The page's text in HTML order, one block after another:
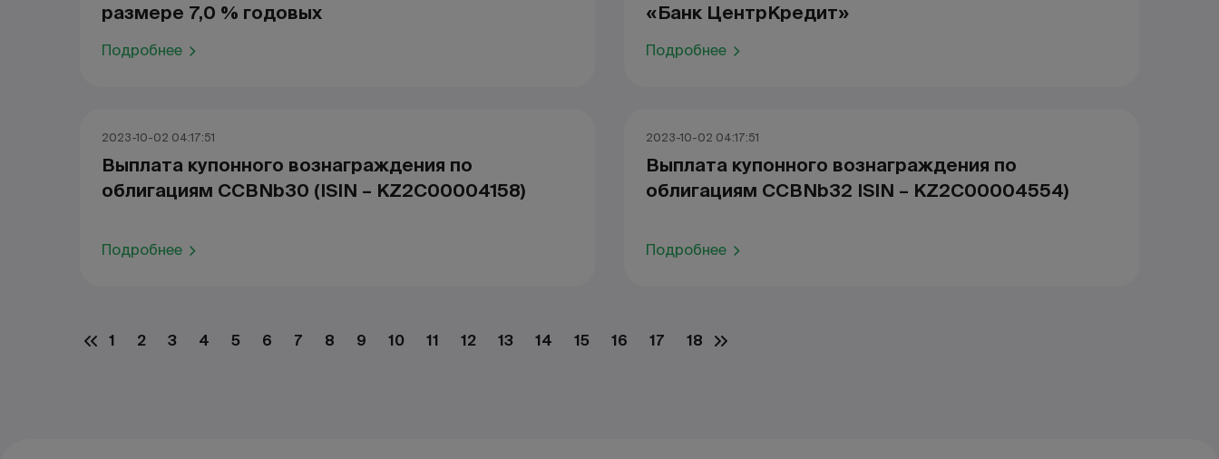
размере 7,0 % годовых
Подробнее
«Банк ЦентрКредит»
Подробнее
2023-10-02 04:17:51
Выплата купонного вознаграждения по
облигациям CCBNb30 (ISIN – KZ2C00004158)
Подробнее
2023-10-02 04:17:51
Выплата купонного вознаграждения по
облигациям CCBNb32 ISIN – KZ2C00004554)
Подробнее
1 2 3 4 5 6 7 8 9 10 11 12 13 14 15 16 17 18